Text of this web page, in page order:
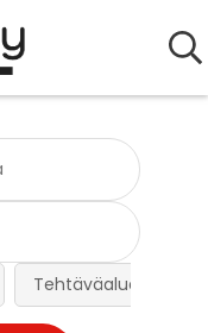
Tehtäväalue